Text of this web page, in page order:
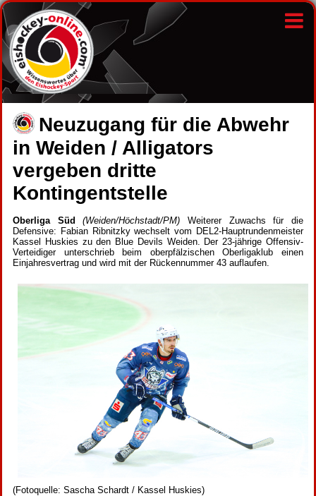
Neuzugang für die Abwehr
in Weiden / Alligators
vergeben dritte
Kontingentstelle
Oberliga Süd(Weiden/Höchstadt/PM)Weiterer Zuwachs für die
Defensive: Fabian Ribnitzky wechselt vom DEL2-Hauptrundenmeister
Kassel Huskies zu den Blue Devils Weiden. Der 23-jährige Offensiv-
Verteidiger unterschrieb beim oberpfälzischen Oberligaklub einen
Einjahresvertrag und wird mit der Rückennummer 43 auflaufen.
(Fotoquelle: Sascha Schardt / Kassel Huskies)